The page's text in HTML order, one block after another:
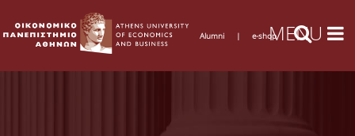
Alumni | e-shop